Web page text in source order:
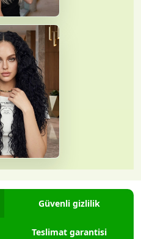
Güvenli gizlilik
Teslimat garantisi